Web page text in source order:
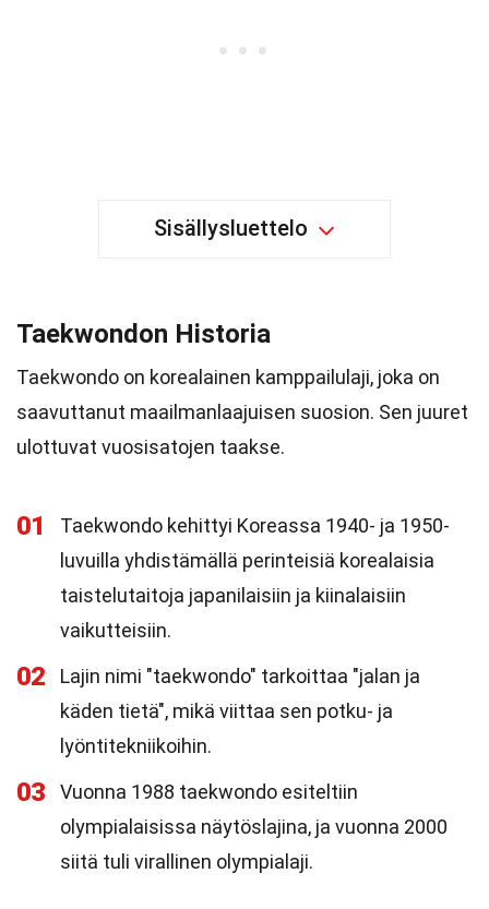
Sisällysluettelo
Taekwondon Historia
Taekwondo on korealainen kamppailulaji, joka on
saavuttanut maailmanlaajuisen suosion. Sen juuret
ulottuvat vuosisatojen taakse.
01
Taekwondo kehittyi Koreassa 1940- ja 1950-
luvuilla yhdistämällä perinteisiä korealaisia
taistelutaitoja japanilaisiin ja kiinalaisiin
vaikutteisiin.
02
Lajin nimi "taekwondo" tarkoittaa "jalan ja
käden tietä", mikä viittaa sen potku- ja
lyöntitekniikoihin.
03
Vuonna 1988 taekwondo esiteltiin
olympialaisissa näytöslajina, ja vuonna 2000
siitä tuli virallinen olympialaji.